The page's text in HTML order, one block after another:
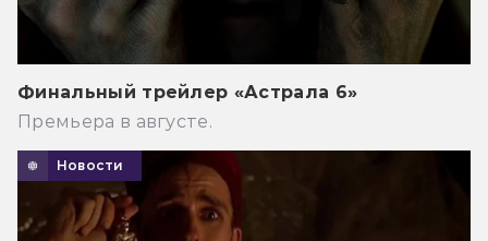
Финальный трейлер «Астрала 6»
Премьера в августе.
Новости